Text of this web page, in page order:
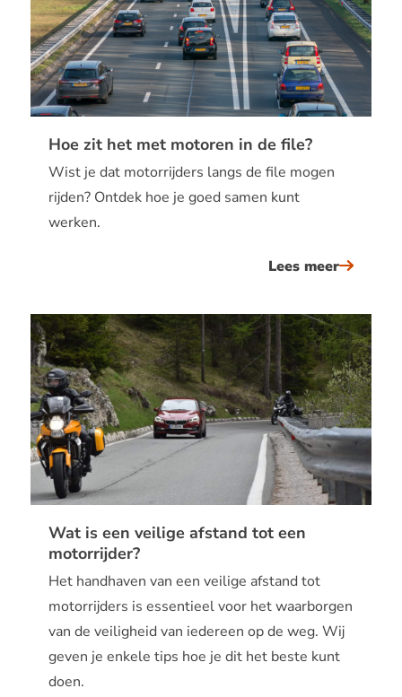
Hoe zit het met motoren in de file?
Wist je dat motorrijders langs de file mogen
rijden? Ontdek hoe je goed samen kunt
werken.
Lees meer
Wat is een veilige afstand tot een
motorrijder?
Het handhaven van een veilige afstand tot
motorrijders is essentieel voor het waarborgen
van de veiligheid van iedereen op de weg. Wij
geven je enkele tips hoe je dit het beste kunt
doen.